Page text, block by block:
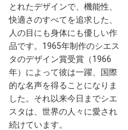
とれたデザインで、機能性、
快適さのすべてを追求した、
人の目にも身体にも優しい作
品です。1965年制作のシエス
タのデザイン賞受賞（1966
年）によって彼は一躍、国際
的な名声を得ることになりま
した。それ以来今日までシエ
スタは、世界の人々に愛され
続けています。